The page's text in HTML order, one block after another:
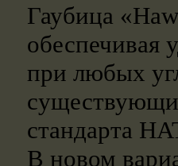
Гаубица
обеспечивая
при любых
стандарта
В новом